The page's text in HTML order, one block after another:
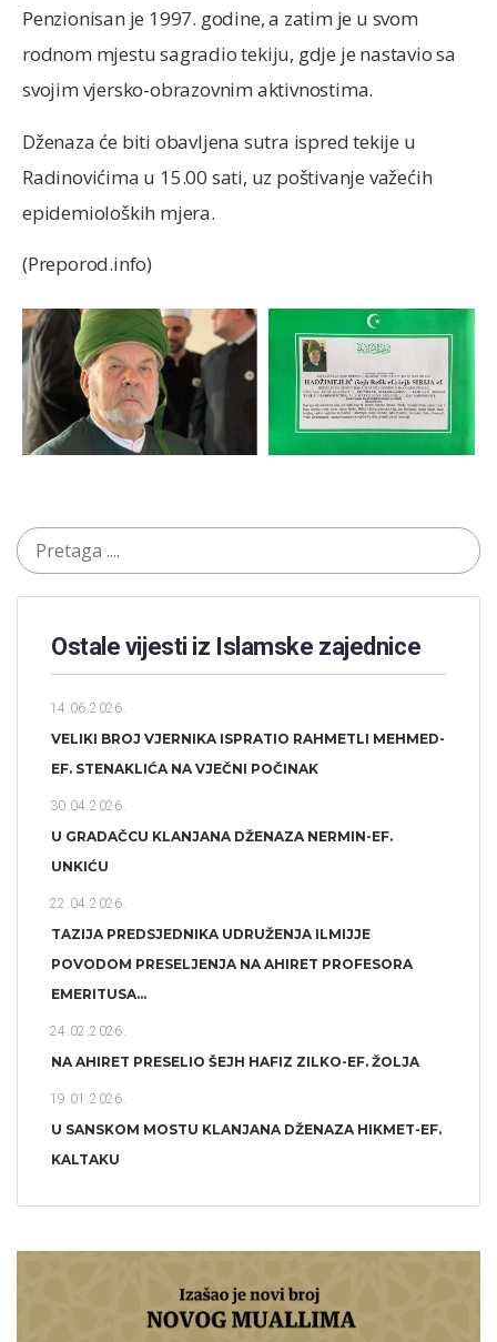
Penzionisan je 1997. godine, a zatim je u svom
rodnom mjestu sagradio tekiju, gdje je nastavio sa
svojim vjersko-obrazovnim aktivnostima.
Dženaza će biti obavljena sutra ispred tekije u
Radinovićima u 15.00 sati, uz poštivanje važećih
epidemioloških mjera.
(Preporod.info)
Ostale vijesti iz Islamske zajednice
14.06.2026.
VELIKI BROJ VJERNIKA ISPRATIO RAHMETLI MEHMED-
EF. STENAKLIĆA NA VJEČNI POČINAK
30.04.2026.
U GRADAČCU KLANJANA DŽENAZA NERMIN-EF.
UNKIĆU
22.04.2026.
TAZIJA PREDSJEDNIKA UDRUŽENJA ILMIJJE
POVODOM PRESELJENJA NA AHIRET PROFESORA
EMERITUSA...
24.02.2026.
NA AHIRET PRESELIO ŠEJH HAFIZ ZILKO-EF. ŽOLJA
19.01.2026.
U SANSKOM MOSTU KLANJANA DŽENAZA HIKMET-EF.
KALTAKU